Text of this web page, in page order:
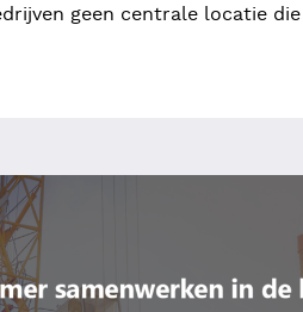
geen centrale locatie